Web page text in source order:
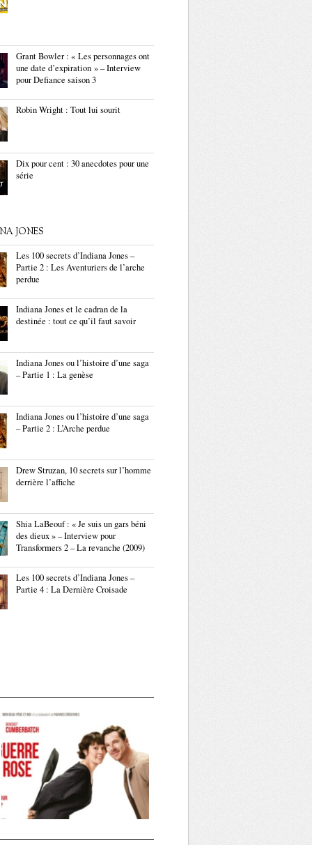
Grant Bowler : « Les personnages ont
une date d’expiration » – Interview
pour Defiance saison 3
Robin Wright : Tout lui sourit
Dix pour cent : 30 anecdotes pour une
série
JONES
Les 100 secrets d’Indiana Jones –
Partie 2 : Les Aventuriers de l’arche
perdue
Indiana Jones et le cadran de la
destinée : tout ce qu’il faut savoir
Indiana Jones ou l’histoire d’une saga
– Partie 1 : La genèse
Indiana Jones ou l’histoire d’une saga
– Partie 2 : L’Arche perdue
Drew Struzan, 10 secrets sur l’homme
derrière l’affiche
Shia LaBeouf : « Je suis un gars béni
des dieux » – Interview pour
Transformers 2 – La revanche (2009)
Les 100 secrets d’Indiana Jones –
Partie 4 : La Dernière Croisade